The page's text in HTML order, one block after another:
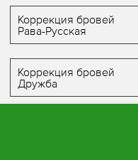
Коррекция бровей
Рава-Русская
Коррекция бровей
Дружба